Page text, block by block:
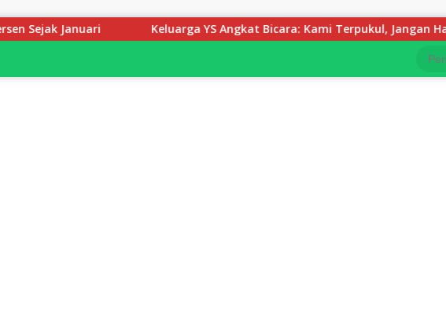
Keluarga YS Angkat Bicara: Kami Terpukul, Jangan Hakimi Sebelum Ada